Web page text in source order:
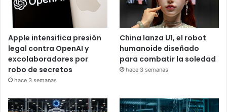
Apple intensifica presión
legal contra OpenAI y
excolaboradores por
robo de secretos
hace 3 semanas
China lanza U1, el robot
humanoide diseñado
para combatir la soledad
hace 3 semanas